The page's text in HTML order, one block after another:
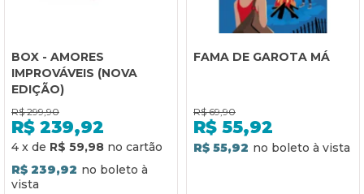
BOX - AMORES
IMPROVÁVEIS (NOVA
EDIÇÃO)
R$ 299,90
R$ 239,92
4 x de R$ 59,98
R$ 239,92
FAMA DE GAROTA MÁ
R$ 69,90
R$ 55,92
R$ 55,92